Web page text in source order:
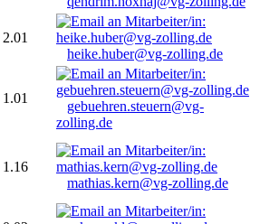
2.01
heike.huber@vg-zolling.de
1.01
gebuehren.steuern@vg-
zolling.de
1.16
mathias.kern@vg-zolling.de